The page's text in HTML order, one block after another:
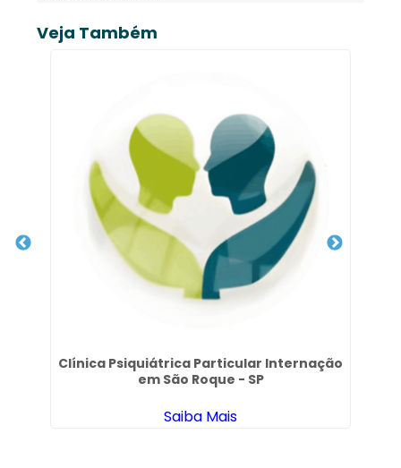
Veja Também
Clínica Psiquiátrica Particular Internação
em São Roque - SP
Saiba Mais